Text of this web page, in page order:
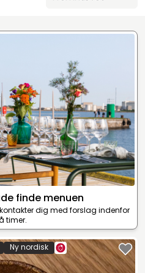
finde menuen
dig med forslag indenfor
timer.
Ny nordisk